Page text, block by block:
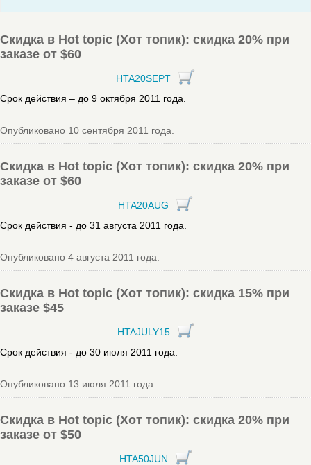
Скидка в Hot topic (Хот топик): скидка 20% при
заказе от $60
HTA20SEPT
Срок действия – до 9 октября 2011 года.
Опубликовано 10 сентября 2011 года.
Скидка в Hot topic (Хот топик): скидка 20% при
заказе от $60
HTA20AUG
Срок действия - до 31 августа 2011 года.
Опубликовано 4 августа 2011 года.
Скидка в Hot topic (Хот топик): скидка 15% при
заказе $45
HTAJULY15
Срок действия - до 30 июля 2011 года.
Опубликовано 13 июля 2011 года.
Скидка в Hot topic (Хот топик): скидка 20% при
заказе от $50
HTA50JUN